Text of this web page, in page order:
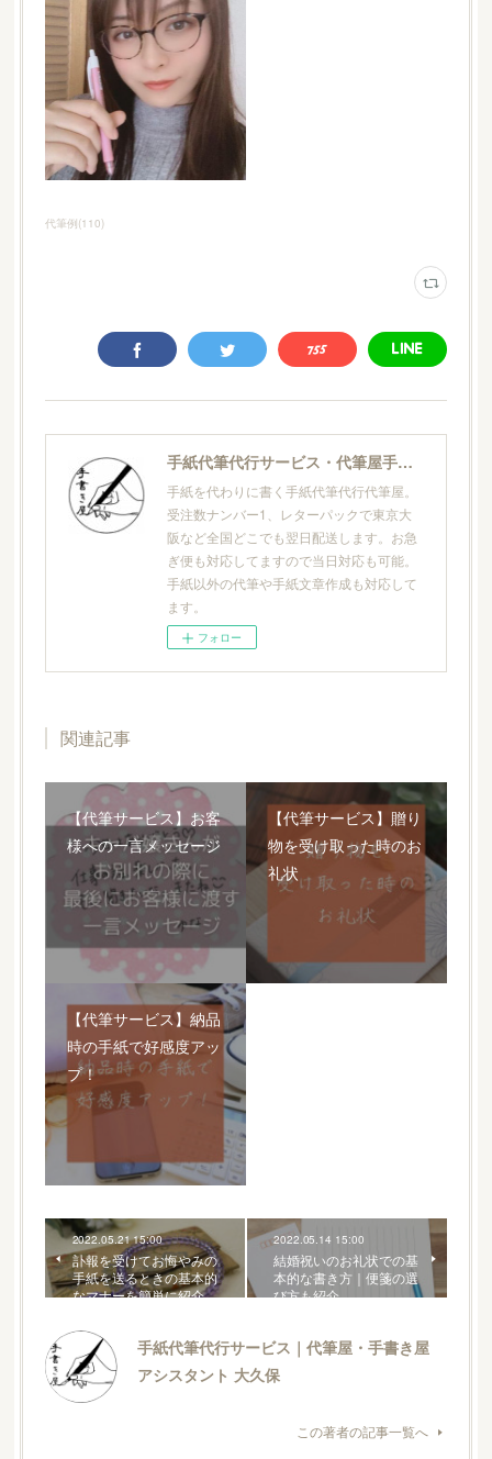
代筆例(110)
手紙代筆代行サービス・代筆屋手書き屋®
手紙を代わりに書く手紙代筆代行代筆屋。
受注数ナンバー1、レターパックで東京大
阪など全国どこでも翌日配送します。お急
ぎ便も対応してますので当日対応も可能。
手紙以外の代筆や手紙文章作成も対応して
ます。
フォロー
関連記事
【代筆サービス】お客
様への一言メッセージ
【代筆サービス】贈り
物を受け取った時のお
礼状
【代筆サービス】納品
時の手紙で好感度アッ
プ！
2022.05.21 15:00
訃報を受けてお悔やみの
手紙を送るときの基本的
なマナーを簡単に紹介
2022.05.14 15:00
結婚祝いのお礼状での基
本的な書き方｜便箋の選
び方も紹介
手紙代筆代行サービス｜代筆屋・手書き屋
アシスタント 大久保
この著者の記事一覧へ